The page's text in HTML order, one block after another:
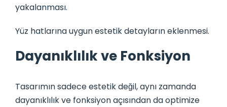
yakalanması.
Yüz hatlarına uygun estetik detayların eklenmesi.
Dayanıklılık ve Fonksiyon
Tasarımın sadece estetik değil, aynı zamanda
dayanıklılık ve fonksiyon açısından da optimize